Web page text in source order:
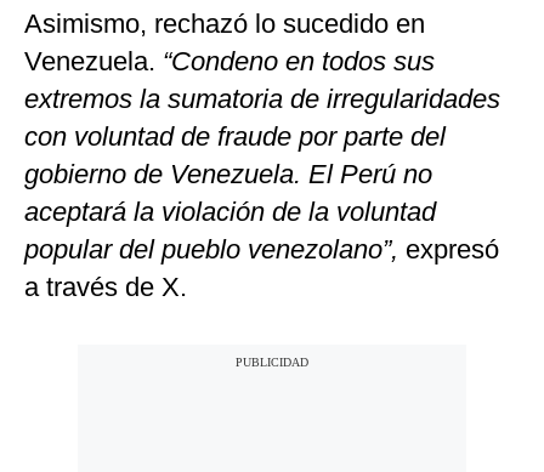
Asimismo, rechazó lo sucedido en
Venezuela. “Condeno en todos sus
extremos la sumatoria de irregularidades
con voluntad de fraude por parte del
gobierno de Venezuela. El Perú no
aceptará la violación de la voluntad
popular del pueblo venezolano”, expresó
a través de X.